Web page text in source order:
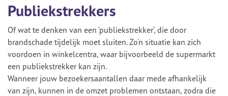
Publiekstrekkers
Of wat te denken van een 'publiekstrekker', die door
brandschade tijdelijk moet sluiten. Zo'n situatie kan zich
voordoen in winkelcentra, waar bijvoorbeeld de supermarkt
een publiekstrekker kan zijn.
Wanneer jouw bezoekersaantallen daar mede afhankelijk
van zijn, kunnen in de omzet problemen ontstaan, zodra die